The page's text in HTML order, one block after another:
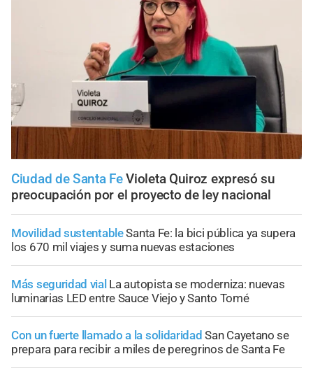
Ciudad de Santa Fe Violeta Quiroz expresó su
preocupación por el proyecto de ley nacional
Movilidad sustentableSanta Fe: la bici pública ya supera
los 670 mil viajes y suma nuevas estaciones
Más seguridad vial La autopista se moderniza: nuevas
luminarias LED entre Sauce Viejo y Santo Tomé
Con un fuerte llamado a la solidaridad San Cayetano se
prepara para recibir a miles de peregrinos de Santa Fe